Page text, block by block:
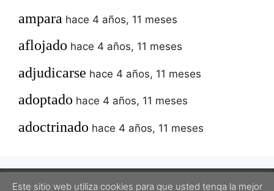
ampara hace 4 años, 11 meses
aflojado hace 4 años, 11 meses
adjudicarse hace 4 años, 11 meses
adoptado hace 4 años, 11 meses
adoctrinado hace 4 años, 11 meses
Este sitio web utiliza cookies para que usted tenga la mejor